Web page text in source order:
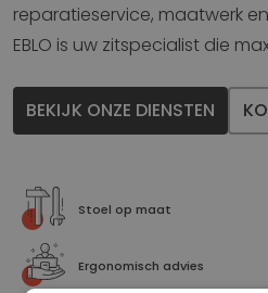
reparatieservice, maatwerk en
EBLO is uw zitspecialist die
BEKIJK ONZE DIENSTEN
Stoel op maat
Ergonomisch advies